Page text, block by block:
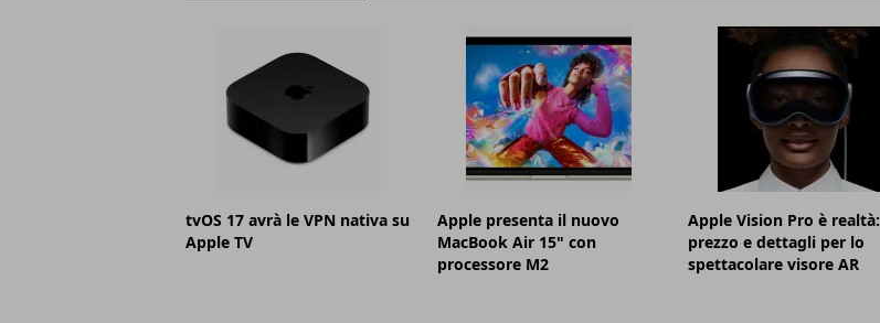
tvOS 17 avrà le VPN nativa su
Apple TV
Apple presenta il nuovo
MacBook Air 15" con
processore M2
Apple Vision Pro è realtà:
prezzo e dettagli per lo
spettacolare visore AR